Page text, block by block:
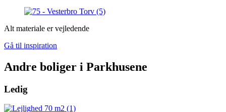
Alt materiale er vejledende
Gå til inspiration
Andre boliger i Parkhusene
Ledig